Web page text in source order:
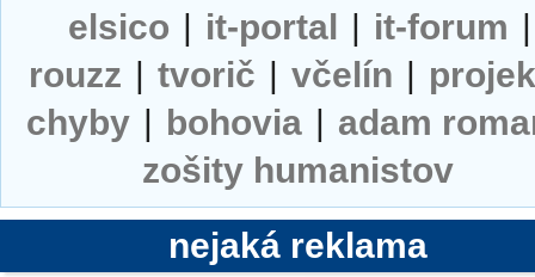
elsico | it-portal | it-forum |
rouzz | tvorič | včelín |
chyby | bohovia | adam
zošity humanistov
nejaká reklama